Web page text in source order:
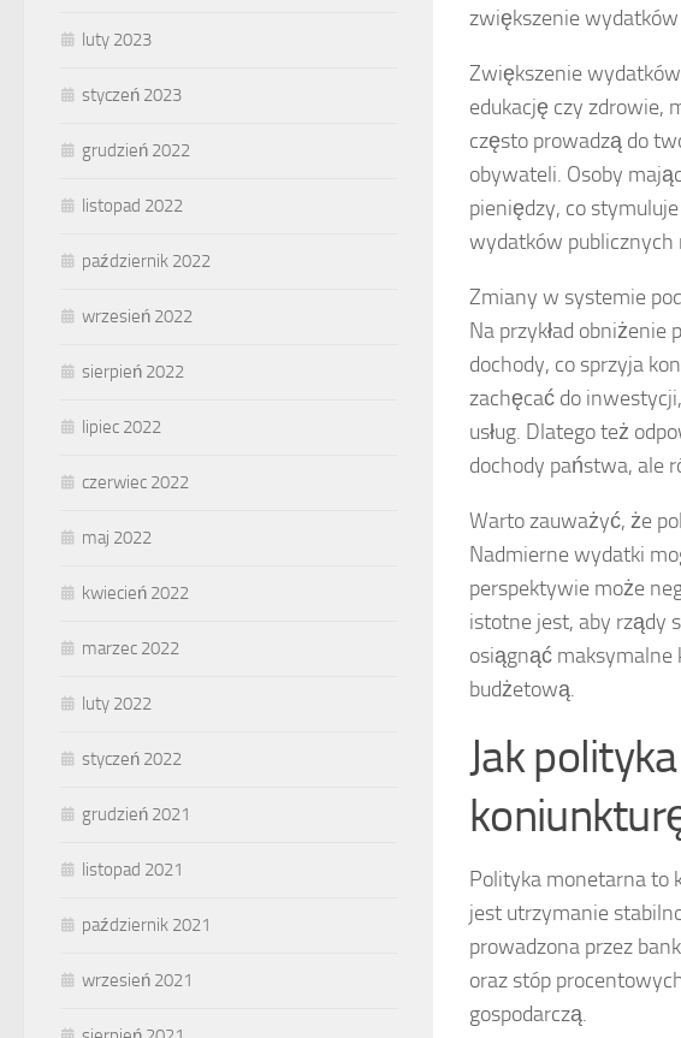
zwiększenie
Zwiększenie
edukację czy zdrowie,
często prowadzą do
obywateli. Osoby
pieniędzy, co
wydatków publicznych
Zmiany w systemie
Na przykład
dochody, co sprzyja
zachęcać do
usług. Dlatego też
dochody państwa, ale
Warto zauważyć, że
Nadmierne wydatki
perspektywie może
istotne jest, aby rządy
osiągnąć maksymalne
budżetową.
Jak
Polityka monetarna to
jest utrzymanie
prowadzona przez
oraz stóp
gospodarczą.
luty 2023
styczeń 2023
grudzień 2022
listopad 2022
październik 2022
wrzesień 2022
sierpień 2022
lipiec 2022
czerwiec 2022
maj 2022
kwiecień 2022
marzec 2022
luty 2022
styczeń 2022
grudzień 2021
listopad 2021
październik 2021
wrzesień 2021